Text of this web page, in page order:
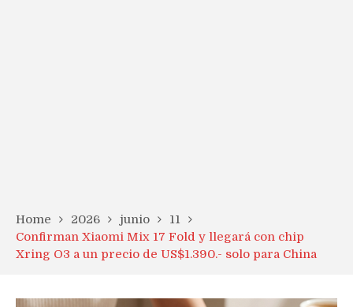
Home 2026 junio
11
Confirman Xiaomi Mix 17 Fold y llegará con chip
Xring O3 a un precio de US$1.390.- solo para China